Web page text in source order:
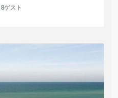
8ゲスト